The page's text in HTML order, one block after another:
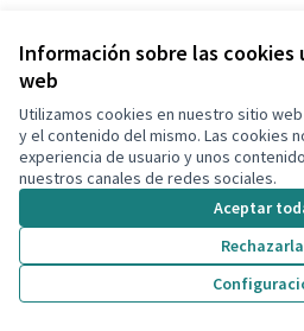
Información sobre las cookies
web
Utilizamos cookies en nuestro sitio
y el contenido del mismo. Las cookies
experiencia de usuario y unos
nuestros canales de redes sociales.
Aceptar
Términos y condiciones de uso
Configuración de cookies
Decidim Calafell en X
(Enlace externo)
Decidim Calafell en Facebook
Decidim Calafell en YouTube
Decidim Calafell en
(Enlace externo)
Web creada consoftware libre .